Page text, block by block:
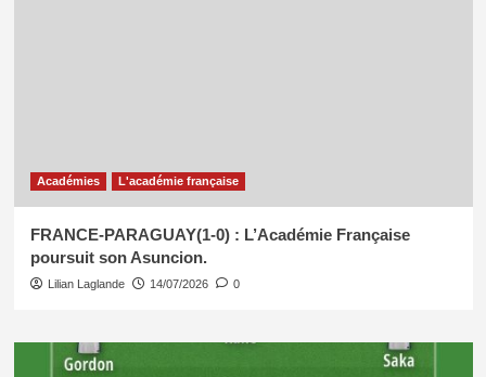
Académies L'académie française
FRANCE-PARAGUAY(1-0) : L’Académie Française
poursuit son Asuncion.
Lilian Laglande 14/07/2026 0